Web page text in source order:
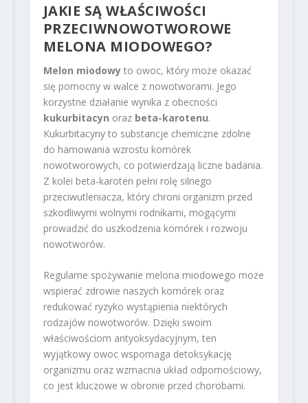
JAKIE SĄ WŁAŚCIWOŚCI
PRZECIWNOWOTWOROWE
MELONA MIODOWEGO?
Melon miodowyto owoc, który może okazać
się pomocny w walce z nowotworami. Jego
korzystne działanie wynika z obecności
kukurbitacyn oraz beta-karotenu.
Kukurbitacyny to substancje chemiczne zdolne
do hamowania wzrostu komórek
nowotworowych, co potwierdzają liczne badania.
Z kolei beta-karoten pełni rolę silnego
przeciwutleniacza, który chroni organizm przed
szkodliwymi wolnymi rodnikami, mogącymi
prowadzić do uszkodzenia komórek i rozwoju
nowotworów.
Regularne spożywanie melona miodowego może
wspierać zdrowie naszych komórek oraz
redukować ryzyko wystąpienia niektórych
rodzajów nowotworów. Dzięki swoim
właściwościom antyoksydacyjnym, ten
wyjątkowy owoc wspomaga detoksykację
organizmu oraz wzmacnia układ odpornościowy,
co jest kluczowe w obronie przed chorobami.